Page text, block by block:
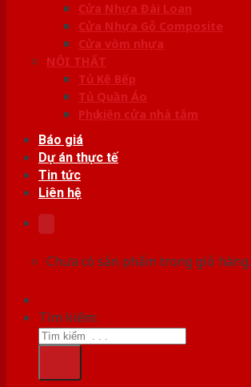
Cửa Nhựa Đài Loan
Cửa Nhựa Gỗ Composite
Cửa vòm nhựa
NỘI THẤT
Tủ Kệ Bếp
Tủ Quần Áo
Phụ kiện cửa nhà tắm
Báo giá
Dự án thực tế
Tin tức
Liên hệ
Chưa có sản phẩm trong giỏ hàng.
Tìm kiếm: